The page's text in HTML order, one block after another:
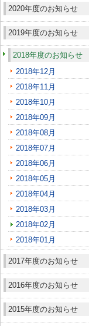
2020年度のお知らせ
2019年度のお知らせ
2018年度のお知らせ
2018年12月
2018年11月
2018年10月
2018年09月
2018年08月
2018年07月
2018年06月
2018年05月
2018年04月
2018年03月
2018年02月
2018年01月
2017年度のお知らせ
2016年度のお知らせ
2015年度のお知らせ